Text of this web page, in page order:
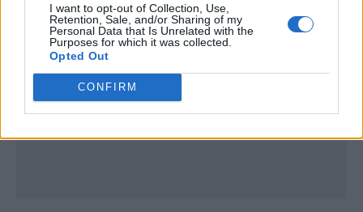
I want to opt-out of Collection, Use,
Retention, Sale, and/or Sharing of my
Personal Data that Is Unrelated with the
Purposes for which it was collected.
Opted Out
CONFIRM